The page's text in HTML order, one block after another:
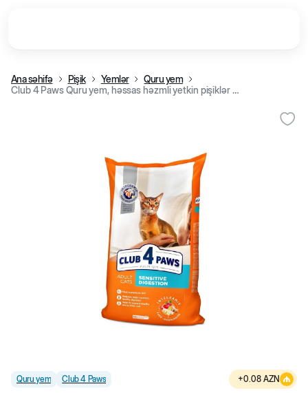
Ana səhifə Pişik Yemlər
Quru yem
Club 4 Paws Quru yem, həssas həzmli yetkin pişiklər üçün (kq)
Quru yem Club 4 Paws +0.08 AZN